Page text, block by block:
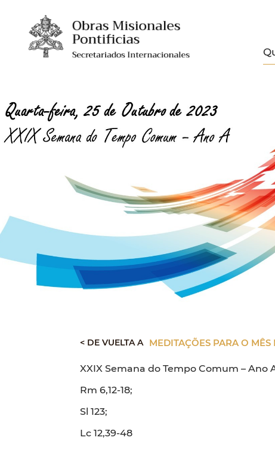
< DE VUELTA A MEDITAÇÕES PARA O
XXIX Semana do Tempo Comum – Ano
Rm 6,12-18;
Sl 123;
Lc 12,39-48